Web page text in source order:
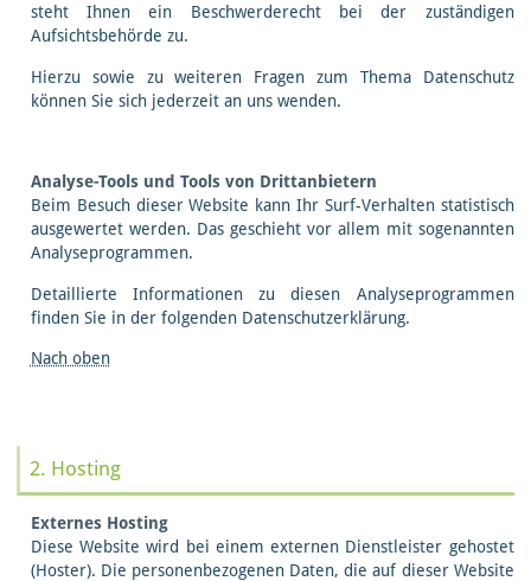
steht Ihnen ein Beschwerderecht bei der zuständigen
Aufsichtsbehörde zu.
Hierzu sowie zu weiteren Fragen zum Thema Datenschutz
können Sie sich jederzeit an uns wenden.
Analyse-Tools und Tools von Dritt­anbietern
Beim Besuch dieser Website kann Ihr Surf-Verhalten statistisch
ausgewertet werden. Das geschieht vor allem mit sogenannten
Analyseprogrammen.
Detaillierte Informationen zu diesen Analyseprogrammen
finden Sie in der folgenden Datenschutzerklärung.
Nach oben
2. Hosting
Externes Hosting
Diese Website wird bei einem externen Dienstleister gehostet
(Hoster). Die personenbezogenen Daten, die auf dieser Website